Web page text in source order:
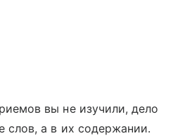
вы не изучили, дело
слов, а в их содержании.